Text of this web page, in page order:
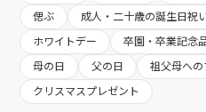
偲ぶ
成人・二十歳の誕生日祝
ホワイトデー
卒園・卒業記念
母の日
父の日
祖父母へ
クリスマスプレゼント